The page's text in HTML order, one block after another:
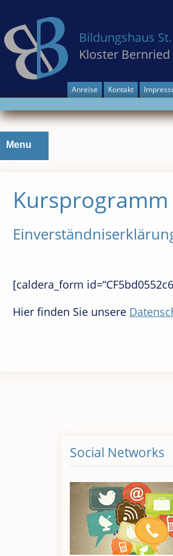
Bildungshaus
Kloster Bernried
Anreise Kontakt
Menu
Kursprogramm
[caldera_form
Hier finden Sie unsere
Social Networks